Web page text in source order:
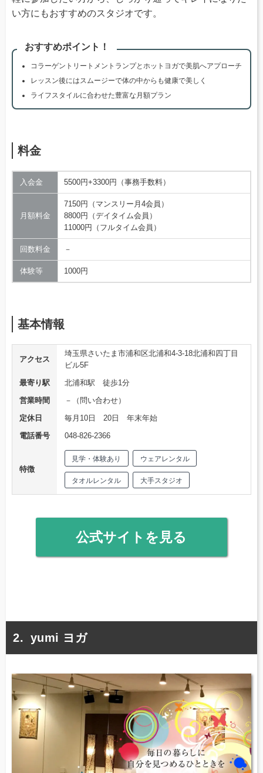
い方にもおすすめのスタジオです。
おすすめポイント！
コラーゲントリートメントランプとホットヨガで美肌へアプローチ
レッスン後にはスムージーで体の中からも健康で美しく
ライフスタイルに合わせた豊富な月額プラン
料金
入会金 5500円+3300円（事務手数料）
月額料金
7150円（マンスリー月4会員）
8800円（デイタイム会員）
11000円（フルタイム会員）
回数料金 －
体験等 1000円
基本情報
アクセス
埼玉県さいたま市浦和区北浦和4-3-18北浦和四丁目
ビル5F
最寄り駅
北浦和駅 徒歩1分
営業時間
－（問い合わせ）
定休日
毎月10日 20日 年末年始
電話番号
048-826-2366
特徴
見学・体験あり ウェアレンタル
タオルレンタル 大手スタジオ
公式サイトを見る
yumi ヨガ